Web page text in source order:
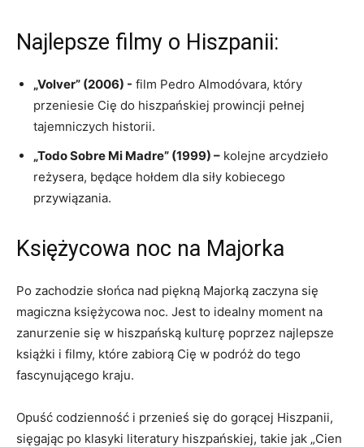
Najlepsze filmy o⁤ Hiszpanii:
„Volver” (2006) ⁤- film Pedro Almodóvara, który
⁤przeniesie Cię do hiszpańskiej prowincji pełnej
⁤tajemniczych historii.
„Todo Sobre Mi Madre” (1999) – kolejne arcydzieło‍
reżysera, będące hołdem dla siły kobiecego
przywiązania.
Księżycowa‌ noc na Majorka
Po zachodzie słońca‍ nad ‍piękną Majorką zaczyna się
magiczna księżycowa noc. Jest to idealny moment na
‌zanurzenie się w hiszpańską⁢ kulturę poprzez ⁢najlepsze
‍książki i ‌filmy, które zabiorą Cię w podróż do tego
fascynującego kraju.
Opuść codzienność i​ przenieś się do gorącej Hiszpanii,
sięgając po ‌klasyki literatury⁢ hiszpańskiej, takie jak „Cien